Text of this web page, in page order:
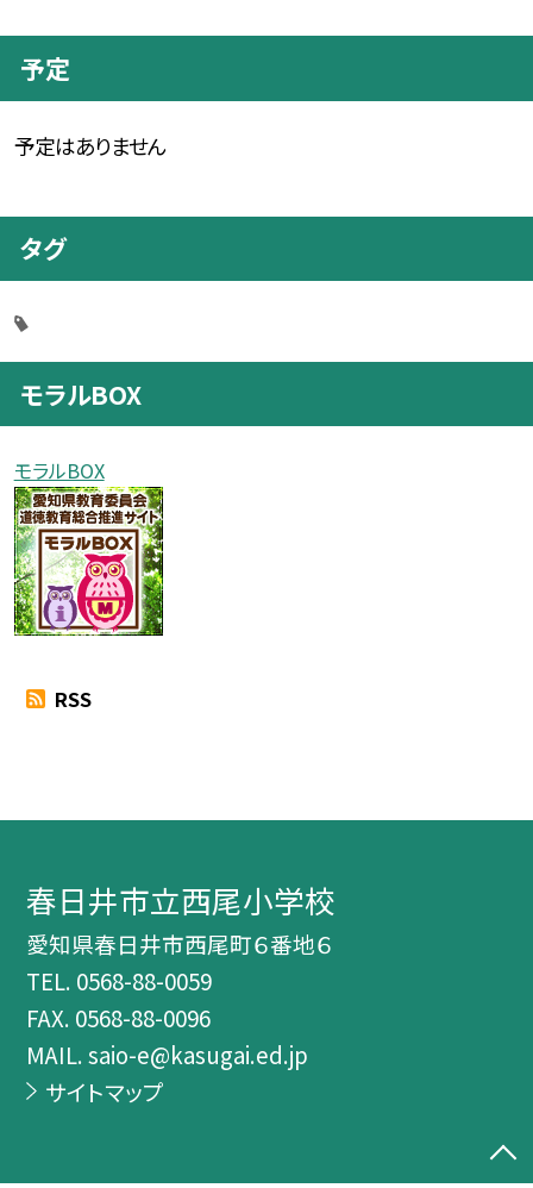
予定
予定はありません
タグ
モラルBOX
モラルBOX
RSS
春日井市立西尾小学校
愛知県春日井市西尾町６番地６
TEL. 0568-88-0059
FAX. 0568-88-0096
MAIL. saio-e@kasugai.ed.jp
サイトマップ